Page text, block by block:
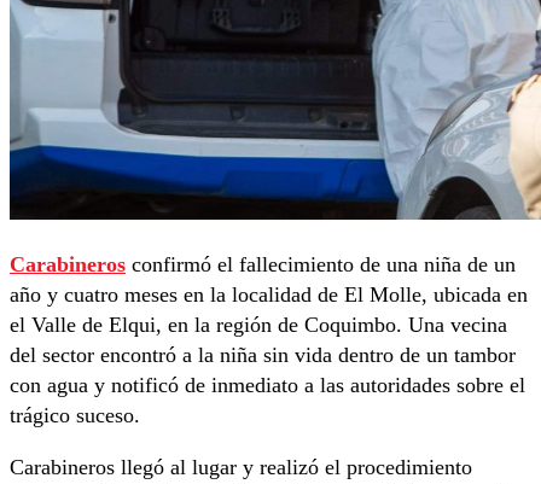
Carabineros confirmó el fallecimiento de una niña de un
año y cuatro meses en la localidad de El Molle, ubicada en
el Valle de Elqui, en la región de Coquimbo. Una vecina
del sector encontró a la niña sin vida dentro de un tambor
con agua y notificó de inmediato a las autoridades sobre el
trágico suceso.
Carabineros llegó al lugar y realizó el procedimiento